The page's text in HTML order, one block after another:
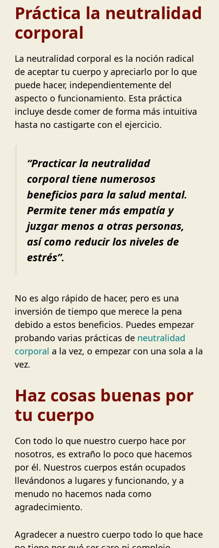
Práctica la neutralidad
corporal
La neutralidad corporal es la noción radical
de aceptar tu cuerpo y apreciarlo por lo que
puede hacer, independientemente del
aspecto o funcionamiento. Esta práctica
incluye desde comer de forma más intuitiva
hasta no castigarte con el ejercicio.
“Practicar la neutralidad
corporal tiene numerosos
beneficios para la salud mental.
Permite tener más empatía y
juzgar menos a otras personas,
así como reducir los niveles de
estrés”.
No es algo rápido de hacer, pero es una
inversión de tiempo que merece la pena
debido a estos beneficios. Puedes empezar
probando varias prácticas de neutralidad
corporal a la vez, o empezar con una sola a la
vez.
Haz cosas buenas por
tu cuerpo
Con todo lo que nuestro cuerpo hace por
nosotros, es extraño lo poco que hacemos
por él. Nuestros cuerpos están ocupados
llevándonos a lugares y funcionando, y a
menudo no hacemos nada como
agradecimiento.
Agradecer a nuestro cuerpo todo lo que hace